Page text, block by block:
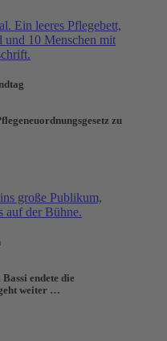
zu
endete die
weiter …